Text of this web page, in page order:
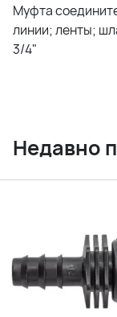
Муфта
линии; ленты;
3/4"
Недавно